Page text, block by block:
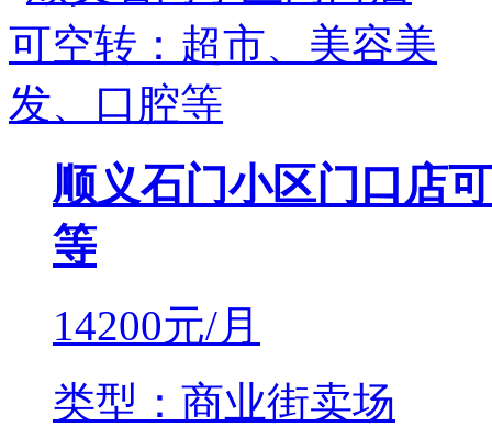
顺义石门小区门口店
等
14200元/月
类型：商业街卖场